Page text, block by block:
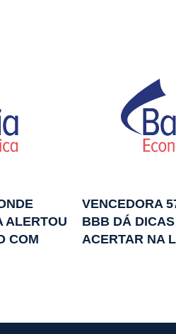
ALERTOU
COM
VENCEDORA
BBB DÁ
ACERTAR NA